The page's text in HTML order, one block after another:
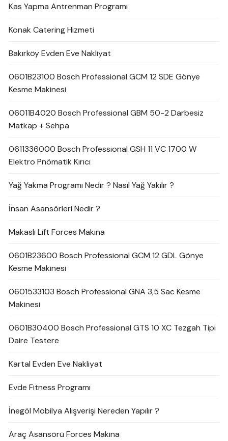
Kas Yapma Antrenman Programı
Konak Catering Hizmeti
Bakırköy Evden Eve Nakliyat
0601B23100 Bosch Professional GCM 12 SDE Gönye
Kesme Makinesi
06011B4020 Bosch Professional GBM 50-2 Darbesiz
Matkap + Sehpa
0611336000 Bosch Professional GSH 11 VC 1700 W
Elektro Pnömatik Kırıcı
Yağ Yakma Programı Nedir ? Nasıl Yağ Yakılır ?
İnsan Asansörleri Nedir ?
Makaslı Lift Forces Makina
0601B23600 Bosch Professional GCM 12 GDL Gönye
Kesme Makinesi
0601533103 Bosch Professional GNA 3,5 Sac Kesme
Makinesi
0601B30400 Bosch Professional GTS 10 XC Tezgah Tipi
Daire Testere
Kartal Evden Eve Nakliyat
Evde Fitness Programı
İnegöl Mobilya Alışverişi Nereden Yapılır ?
Araç Asansörü Forces Makina